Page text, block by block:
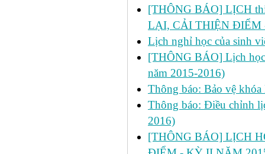
[THÔNG BÁO] LỊCH thi
LẠI, CẢI THIỆN ĐIỂM
Lịch nghỉ học của sinh
[THÔNG BÁO] Lịch
năm 2015-2016)
Thông báo: Bảo vệ
Thông báo: Điều chỉnh
2016)
[THÔNG BÁO] LỊCH